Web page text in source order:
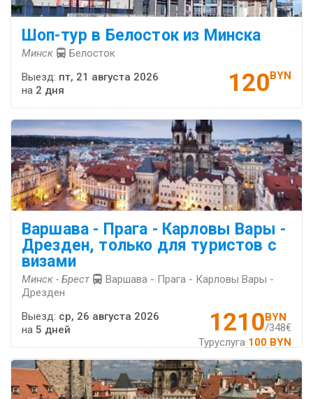
Шоп-тур в Белосток из Минска
Минск Белосток
120BYN
Выезд: пт, 21 августа 2026
на 2 дня
Варшава - Прага - Карловы Вары -
Дрезден, только для туристов с
визами
Минск - Брест
Варшава - Прага - Карловы Вары -
Дрезден
1210BYN
/348€
Туруслуга 100 BYN
Выезд: ср, 26 августа 2026
на 5 дней